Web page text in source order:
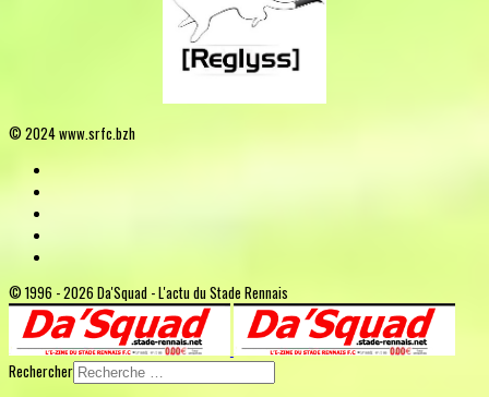
© 2024 www.srfc.bzh
© 1996 - 2026 Da'Squad - L'actu du Stade Rennais
Rechercher